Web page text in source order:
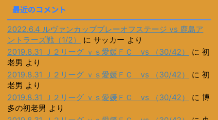
最近のコメント
2022.6.4 ルヴァンカッププレーオフステージ vs 鹿島ア
ントラーズ戦（1/2）
に サッカー より
2019.8.31 Ｊ２リーグ ｖｓ愛媛ＦＣ vs （30/42）
に 初
老男 より
2019.8.31 Ｊ２リーグ ｖｓ愛媛ＦＣ vs （30/42）
に 初
老男 より
2019.8.31 Ｊ２リーグ ｖｓ愛媛ＦＣ vs （30/42）
に 博
多の初老男 より